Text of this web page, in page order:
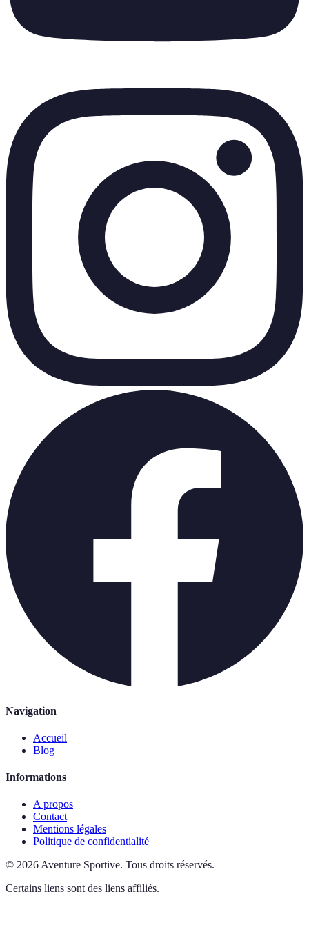
Navigation
Accueil
Blog
Informations
A propos
Contact
Mentions légales
Politique de confidentialité
© 2026 Aventure Sportive. Tous droits réservés.
Certains liens sont des liens affiliés.